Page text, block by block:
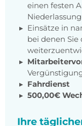
einen festen
Niederlassung
Einsätze in
bei denen Sie
Fahrdienst
500,00€
Ihre